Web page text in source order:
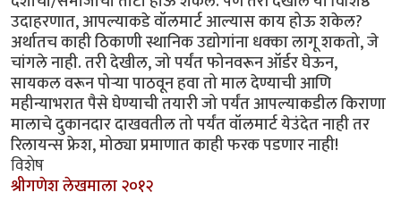
उदाहरणात, आपल्याकडे वॉलमार्ट आल्यास काय होऊ शकेल?
अर्थातच काही ठिकाणी स्थानिक उद्योगांना धक्का लागू शकतो, जे
चांगले नाही. तरी देखील, जो पर्यंत फोनवरून ऑर्डर घेऊन,
सायकल वरून पोर्‍या पाठवून हवा तो माल देण्याची आणि
महीन्याभरात पैसे घेण्याची तयारी जो पर्यंत आपल्याकडील किराणा
मालाचे दुकानदार दाखवतील तो पर्यंत वॉलमार्ट येउंदेत नाही तर
रिलायन्स फ्रेश, मोठ्या प्रमाणात काही फरक पडणार नाही!
विशेष
श्रीगणेश लेखमाला २०१२